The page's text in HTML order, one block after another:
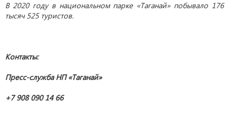
В 2020 году в национальном парке «Таганай» побывало 176
тысяч 525 туристов.
Контакты:
Пресс-служба НП «Таганай»
+7 908 090 14 66